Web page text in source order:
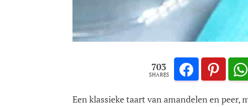
703
SHARES
Een klassieke taart van amandelen en